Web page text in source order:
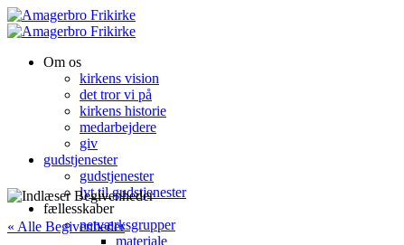
Om os
kirkens vision
det tror vi på
kirkens historie
medarbejdere
giv
gudstjenester
gudstjenester
lyt til gudstjenester
fællesskaber
netværksgrupper
materiale
« Alle Begivenheder